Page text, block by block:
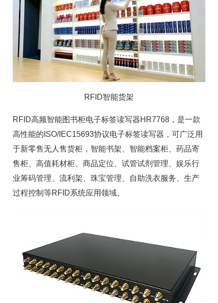
RFID智能货架
RFID高频智能图书柜电子标签读写器HR7768，是一款
高性能的ISO/IEC15693协议电子标签读写器，可广泛用
于新零售无人售货柜， 智能书架 智能档案柜 、药品寄
售柜、 高值耗材柜 、商品定位、试管试剂管理、娱乐行
业筹码管理、流利架、珠宝管理、自助洗衣服务、生产
过程控制等RFID系统应用领域。